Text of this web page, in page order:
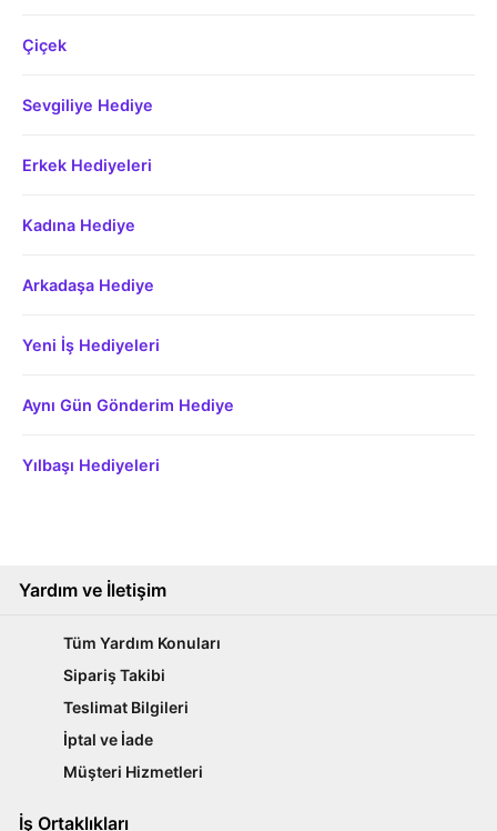
Çiçek
Sevgiliye Hediye
Erkek Hediyeleri
Kadına Hediye
Arkadaşa Hediye
Yeni İş Hediyeleri
Aynı Gün Gönderim Hediye
Yılbaşı Hediyeleri
Yardım ve İletişim
Tüm Yardım Konuları
Sipariş Takibi
Teslimat Bilgileri
İptal ve İade
Müşteri Hizmetleri
İş Ortaklıkları